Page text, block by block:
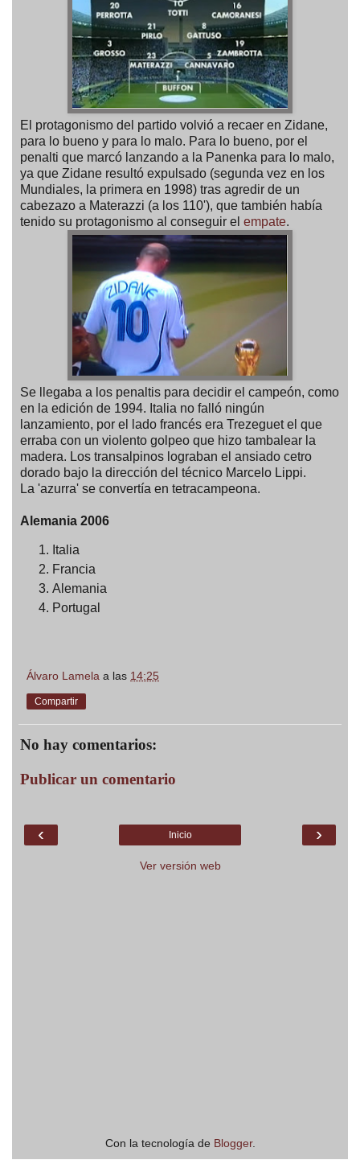
El protagonismo del partido volvió a recaer en Zidane,
para lo bueno y para lo malo. Para lo bueno, por el
penalti que marcó lanzando a la Panenka para lo malo,
ya que Zidane resultó expulsado (segunda vez en los
Mundiales, la primera en 1998) tras agredir de un
cabezazo a Materazzi (a los 110'), que también había
tenido su protagonismo al conseguir el empate.
Se llegaba a los penaltis para decidir el campeón, como
en la edición de 1994. Italia no falló ningún
lanzamiento, por el lado francés era Trezeguet el que
erraba con un violento golpeo que hizo tambalear la
madera. Los transalpinos lograban el ansiado cetro
dorado bajo la dirección del técnico Marcelo Lippi.
La 'azurra' se convertía en tetracampeona.
Alemania 2006
Italia
Francia
Alemania
Portugal
Álvaro Lamela a las 14:25
Compartir
No hay comentarios:
Publicar un comentario
‹ ›
Inicio
Ver versión web
Con la tecnología de Blogger.